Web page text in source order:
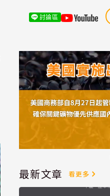
討論區
最新文章 看更多